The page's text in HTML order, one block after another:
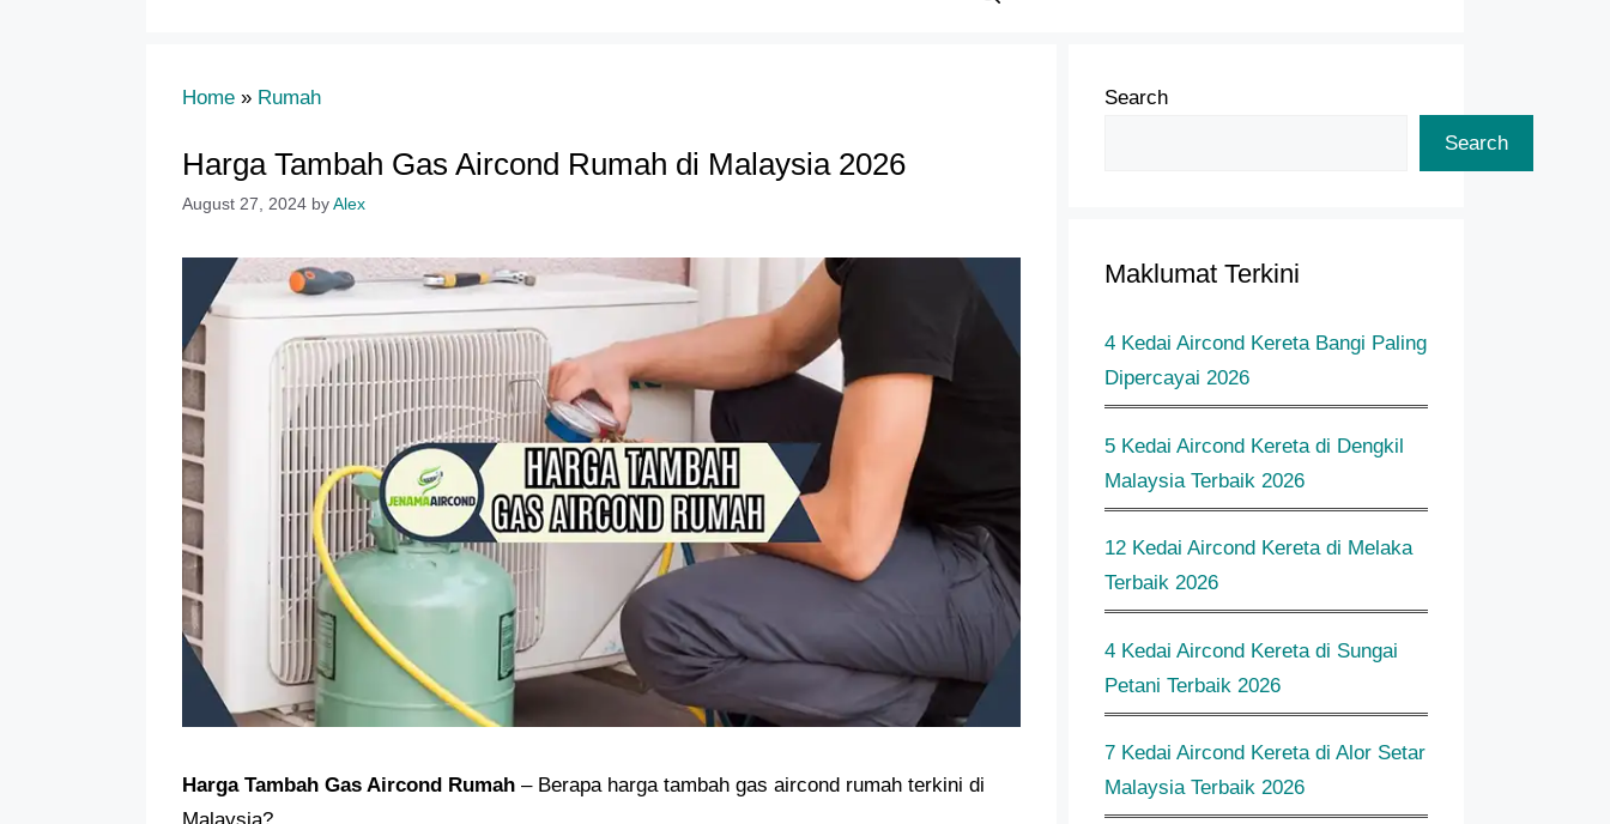
Home » Rumah
Harga Tambah Gas Aircond Rumah di Malaysia 2026
August 27, 2024 byAlex
Harga Tambah Gas Aircond Rumah – Berapa harga tambah gas aircond rumah terkini di
Search
Search
Maklumat Terkini
4 Kedai Aircond Kereta Bangi Paling
Dipercayai 2026
5 Kedai Aircond Kereta di Dengkil
Malaysia Terbaik 2026
12 Kedai Aircond Kereta di Melaka
Terbaik 2026
4 Kedai Aircond Kereta di Sungai
Petani Terbaik 2026
7 Kedai Aircond Kereta di Alor Setar
Malaysia Terbaik 2026